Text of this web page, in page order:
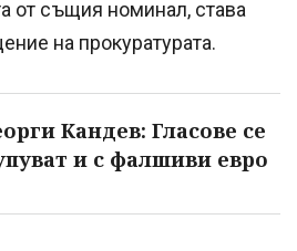
от същия номинал, става
на прокуратурата.
Кандев: Гласове се
и с фалшиви евро